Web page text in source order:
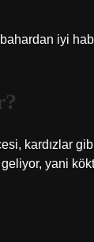
iyi
kardızlar
yani